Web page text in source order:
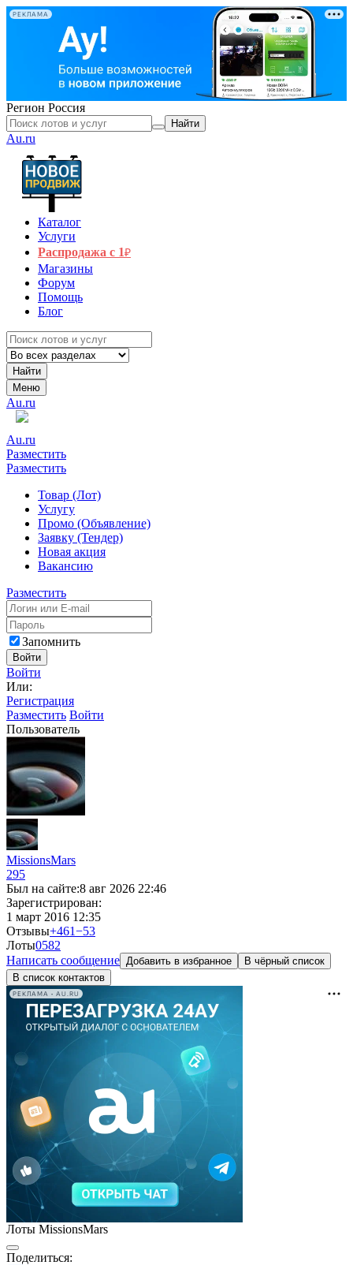
РЕКЛАМА
Регион Россия
Найти
Au.ru
Каталог
Услуги
Распродажа с 1₽
Магазины
Форум
Помощь
Блог
Найти
Меню
Au.ru
Au.ru
Разместить
Разместить
Товар (Лот)
Услугу
Промо (Объявление)
Заявку (Тендер)
Новая акция
Вакансию
Разместить
Запомнить
Войти
Войти
Или:
Регистрация
Разместить Войти
Пользователь
MissionsMars
295
Был на сайте:8 авг 2026 22:46
Зарегистрирован:
1 март 2016 12:35
Отзывы+461−53
Лоты0582
Написать сообщение Добавить в избранное
В чёрный список
В список контактов
РЕКЛАМА • AU.RU
Лоты MissionsMars
Поделиться: